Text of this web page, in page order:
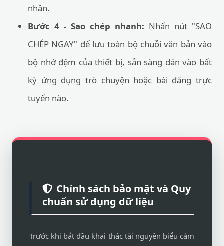
nhân.
Bước 4 - Sao chép nhanh: Nhấn nút "SAO
CHÉP NGAY" để lưu toàn bộ chuỗi văn bản vào
bộ nhớ đệm của thiết bị, sẵn sàng dán vào bất
kỳ ứng dụng trò chuyện hoặc bài đăng trực
tuyến nào.
Chính sách bảo mật và Quy
chuẩn sử dụng dữ liệu
Trước khi bắt đầu khai thác tài nguyên biểu cảm